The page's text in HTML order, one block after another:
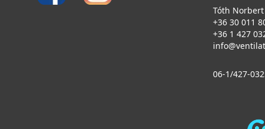
Tóth Norbert
+36 30 011
+36 1 427
06-1/427-